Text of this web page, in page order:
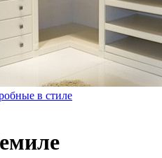
в стиле